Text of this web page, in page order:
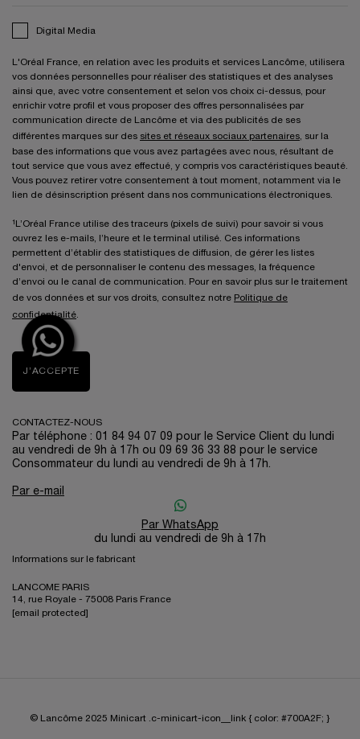
Digital Media
L'Oréal France, en relation avec les produits et services Lancôme, utilisera
vos données personnelles pour réaliser des statistiques et des analyses
ainsi que, avec votre consentement et selon vos choix ci-dessus, pour
enrichir votre profil et vous proposer des offres personnalisées par
communication directe de Lancôme et via des publicités de ses
différentes marques sur des sites et réseaux sociaux partenaires , sur la
base des informations que vous avez partagées avec nous, résultant de
tout service que vous avez effectué, y compris vos caractéristiques beauté.
Vous pouvez retirer votre consentement à tout moment, notamment via le
lien de désinscription présent dans nos communications électroniques.
¹L’Oréal France utilise des traceurs (pixels de suivi) pour savoir si vous
ouvrez les e-mails, l’heure et le terminal utilisé. Ces informations
permettent d’établir des statistiques de diffusion, de gérer les listes
d'envoi, et de personnaliser le contenu des messages, la fréquence
d’envoi ou le canal de communication. Pour en savoir plus sur le traitement
de vos données et sur vos droits, consultez notre Politique de
confidentialité
J’ACCEPTE
CONTACTEZ-NOUS
Par téléphone : 01 84 94 07 09 pour le Service Client du lundi
au vendredi de 9h à 17h ou 09 69 36 33 88 pour le service
Consommateur du lundi au vendredi de 9h à 17h.
Par e-mail
Par WhatsApp
du lundi au vendredi de 9h à 17h
Informations sur le fabricant
LANCOME PARIS
14, rue Royale - 75008 Paris France
[email protected]
© Lancôme 2025 Minicart .c-minicart-icon__link { color: #700A2F; }